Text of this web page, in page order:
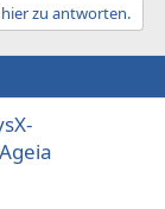
zu antworten.